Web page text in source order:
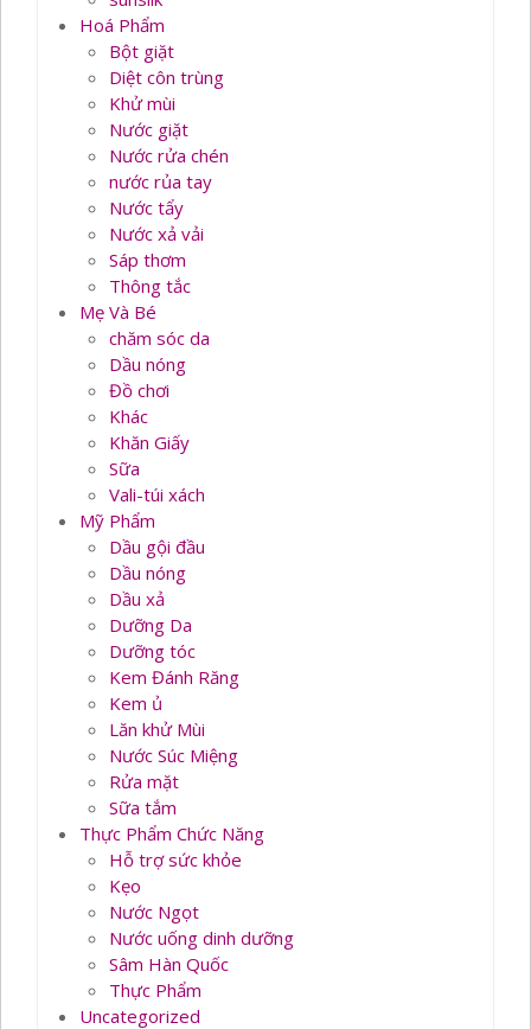
Hoá Phẩm
Bột giặt
Diệt côn trùng
Khử mùi
Nước giặt
Nước rửa chén
nước rủa tay
Nước tẩy
Nước xả vải
Sáp thơm
Thông tắc
Mẹ Và Bé
chăm sóc da
Dầu nóng
Đồ chơi
Khác
Khăn Giấy
Sữa
Vali-túi xách
Mỹ Phẩm
Dầu gội đầu
Dầu nóng
Dầu xả
Dưỡng Da
Dưỡng tóc
Kem Đánh Răng
Kem ủ
Lăn khử Mùi
Nước Súc Miệng
Rửa mặt
Sữa tắm
Thực Phẩm Chức Năng
Hỗ trợ sức khỏe
Kẹo
Nước Ngọt
Nước uống dinh dưỡng
Sâm Hàn Quốc
Thực Phẩm
Uncategorized